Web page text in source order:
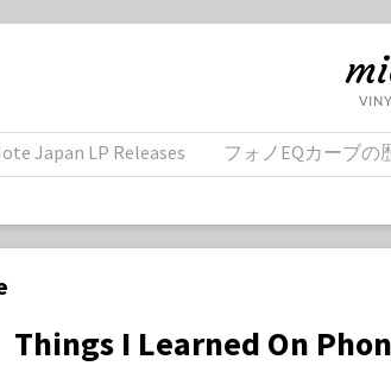
Japan LP Releases フォノEQカーブの
Things I Learned On